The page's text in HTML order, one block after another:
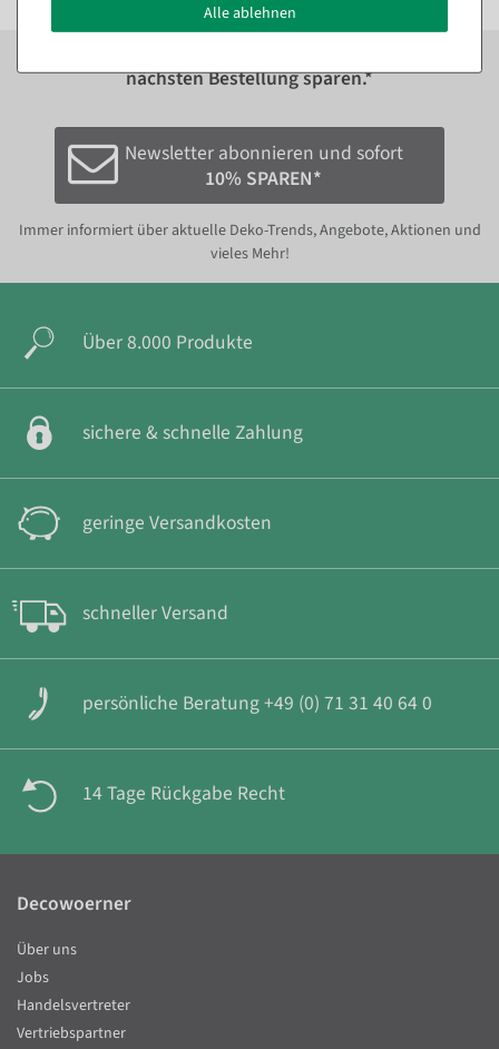
nächsten Bestellung sparen.*
Newsletter abonnieren und sofort
10% SPAREN*
Immer informiert über aktuelle Deko-Trends, Angebote, Aktionen und
vieles Mehr!
Über 8.000 Produkte
sichere & schnelle Zahlung
geringe Versandkosten
schneller Versand
persönliche Beratung +49 (0) 71 31 40 64 0
14 Tage Rückgabe Recht
Alle ablehnen
Decowoerner
Über uns
Jobs
Handelsvertreter
Vertriebspartner